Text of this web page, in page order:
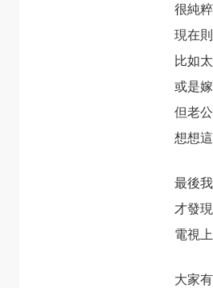
很純粹
現在
比如
或是
但老
想想
最後
才發
電視
大家